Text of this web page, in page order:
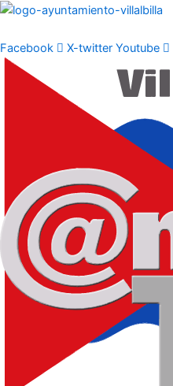
Ir
contenido
Facebook X-twitter Youtube